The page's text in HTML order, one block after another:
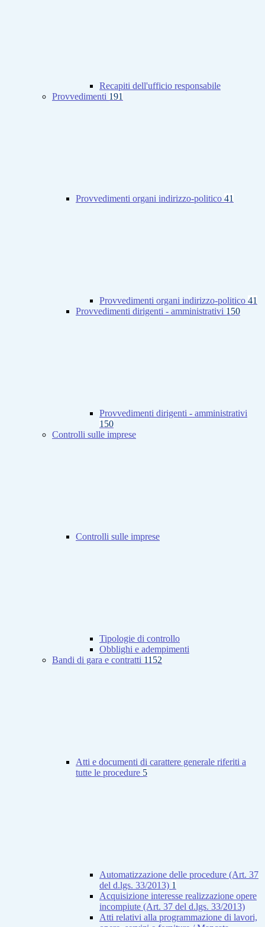
Recapiti dell'ufficio responsabile
Provvedimenti 191
Provvedimenti organi indirizzo-politico 41
Provvedimenti organi indirizzo-politico 41
Provvedimenti dirigenti - amministrativi 150
Provvedimenti dirigenti - amministrativi
150
Controlli sulle imprese
Controlli sulle imprese
Tipologie di controllo
Obblighi e adempimenti
Bandi di gara e contratti 1152
Atti e documenti di carattere generale riferiti a
tutte le procedure 5
Automatizzazione delle procedure (Art. 37
del d.lgs. 33/2013) 1
Acquisizione interesse realizzazione opere
incompiute (Art. 37 del d.lgs. 33/2013)
Atti relativi alla programmazione di lavori,